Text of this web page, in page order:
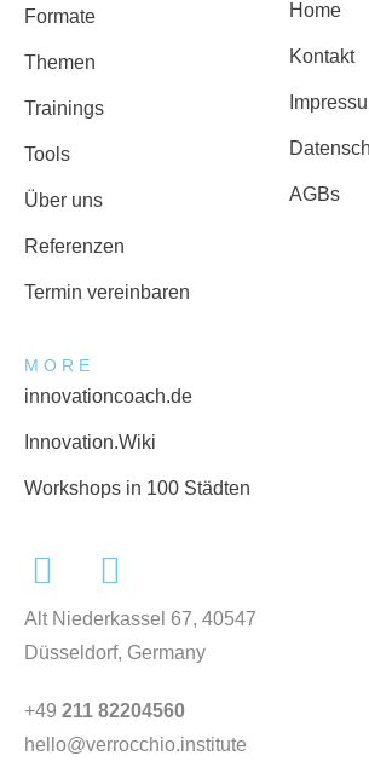
Formate
Themen
Trainings
Tools
Über uns
Referenzen
Termin vereinbaren
Home
Kontakt
AGBs
MORE
innovationcoach.de
Innovation.Wiki
Workshops in 100 Städten
Alt Niederkassel 67, 40547
Düsseldorf, Germany
+49 211 82204560
hello@verrocchio.institute